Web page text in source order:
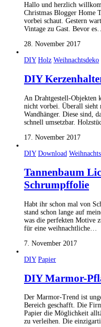
Hallo und herzlich
Christmas Blogger Home
vorbei schaut. Gestern
Vintage zu Gast. Bevor es…
28. November 2017
DIY Holz Weihnachtsdeko
DIY
An Drahtgestell-Objekten
nicht vorbei. Überall sieht
Wandhänger. Diese sind,
schnell umsetzbar.
17. November 2017
DIY Download
Tannenbaum
Schrumpffolie
Habt ihr schon mal von
stand schon lange auf
was die perfekten Motive
für eine weihnachtliche…
7. November 2017
DIY Papier
DIY Marmor-
Der Marmor-Trend ist
Bereich geschafft. Die
Papier die Möglichkeit
zu verleihen. Die